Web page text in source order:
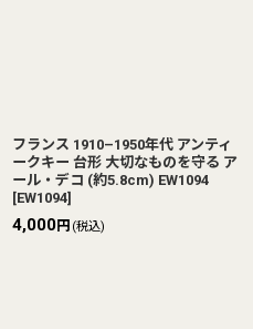
フランス 1910–1950年代 アンティ
ークキー 台形 大切なものを守る ア
ール・デコ (約5.8cm) EW1094
[EW1094]
4,000円 (税込)